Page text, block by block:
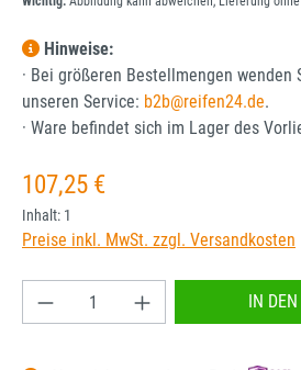
Hinweise:
· Bei größeren Bestellmengen
unseren Service: b2b@reifen24.de.
· Ware befindet sich im Lager des
Regulärer Preis:
107,25 €
Inhalt: 1
Preise inkl. MwSt. zzgl. Versandkosten
Produkt Anzahl: Gib den
IN